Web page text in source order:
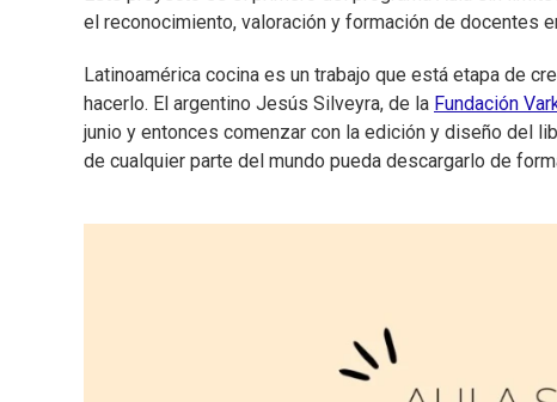
el reconocimiento, valoración y formación de docentes
Latinoamérica cocina es un trabajo que está etapa de
hacerlo. El argentino Jesús Silveyra, de la Fundación
junio y entonces comenzar con la edición y diseño del
de cualquier parte del mundo pueda descargarlo de